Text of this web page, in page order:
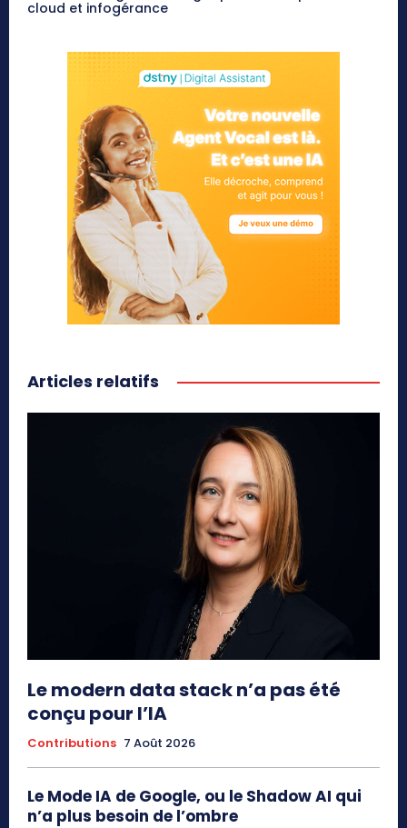
cloud et infogérance
Articles relatifs
Le modern data stack n’a pas été
conçu pour l’IA
Contributions 7 Août 2026
Le Mode IA de Google, ou le Shadow AI qui
n’a plus besoin de l’ombre